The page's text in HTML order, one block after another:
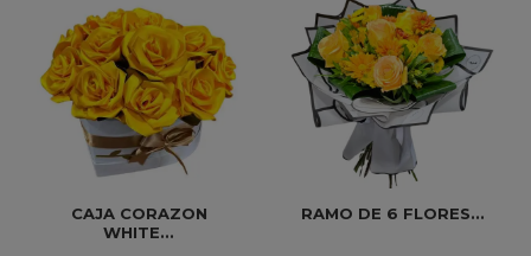
CAJA CORAZON
WHITE...
RAMO DE 6 FLORES...